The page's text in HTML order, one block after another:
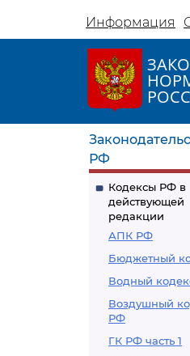
Информация
РФ
Кодексы РФ в
действующей
редакции
АПК РФ
Бюджетный
Водный
Воздушный
РФ
ГК РФ часть 1